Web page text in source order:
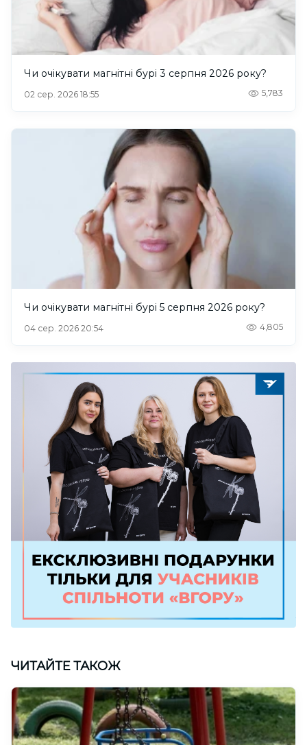
Чи очікувати магнітні бурі 3 серпня 2026 року?
02 сер. 2026 18:55 5,783
Чи очікувати магнітні бурі 5 серпня 2026 року?
04 сер. 2026 20:54 4,805
ЧИТАЙТЕ ТАКОЖ